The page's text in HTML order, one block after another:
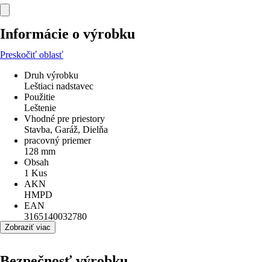
Informácie o výrobku
Preskočiť oblasť
Druh výrobku
Leštiaci nadstavec
Použitie
Leštenie
Vhodné pre priestory
Stavba, Garáž, Dielňa
pracovný priemer
128 mm
Obsah
1 Kus
AKN
HMPD
EAN
3165140032780
Zobraziť viac